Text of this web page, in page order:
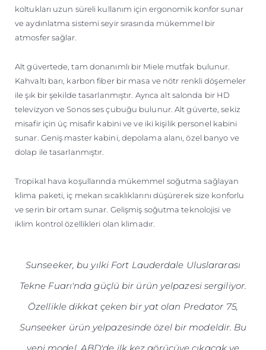
koltukları uzun süreli kullanım için ergonomik konfor sunar
ve aydınlatma sistemi seyir sırasında mükemmel bir
atmosfer sağlar.
Alt güvertede, tam donanımlı bir Miele mutfak bulunur.
Kahvaltı barı, karbon fiber bir masa ve nötr renkli döşemeler
ile şık bir şekilde tasarlanmıştır. Ayrıca alt salonda bir HD
televizyon ve Sonos ses çubuğu bulunur. Alt güverte, sekiz
misafir için üç misafir kabini ve ve iki kişilik personel kabini
sunar. Geniş master kabini, depolama alanı, özel banyo ve
dolap ile tasarlanmıştır.
Tropikal hava koşullarında mükemmel soğutma sağlayan
klima paketi, iç mekan sıcaklıklarını düşürerek size konforlu
ve serin bir ortam sunar. Gelişmiş soğutma teknolojisi ve
iklim kontrol özellikleri olan klimadır.
Sunseeker, bu yılki Fort Lauderdale Uluslararası
Tekne Fuarı'nda güçlü bir ürün yelpazesi sergiliyor.
Özellikle dikkat çeken bir yat olan Predator 75,
Sunseeker ürün yelpazesinde özel bir modeldir. Bu